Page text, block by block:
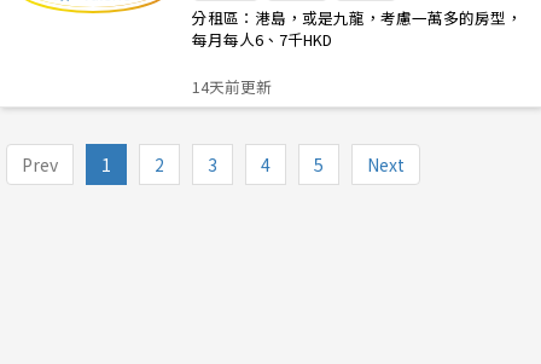
分租區：港島，或是九龍，考慮一萬多的房型，
每月每人6、7千HKD
14天前更新
Prev 1 2 3 4 5 Next